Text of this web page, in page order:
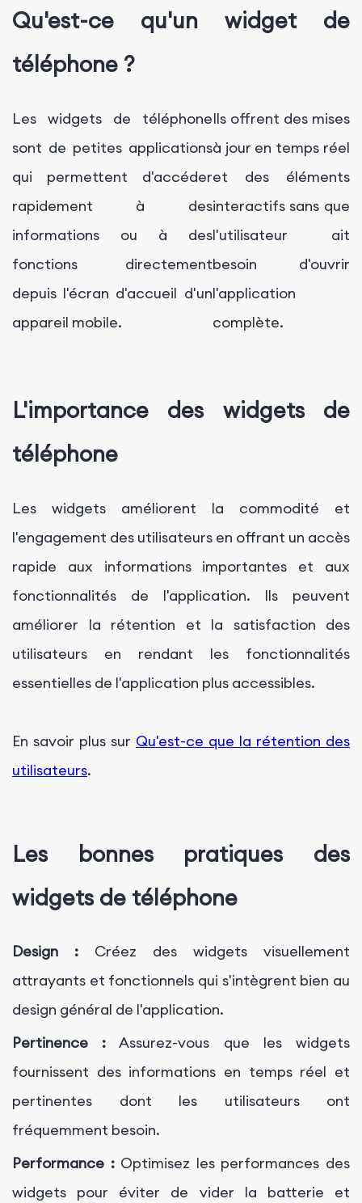
Qu'est-ce qu'un widget de
téléphone ?
Les widgets de téléphone
sont de petites applications
qui permettent d'accéder
rapidement à des
informations ou à des
fonctions directement
depuis l'écran d'accueil d'un
appareil mobile.
Ils offrent des mises
à jour en temps réel
et des éléments
interactifs sans que
l'utilisateur ait
besoin d'ouvrir
l'application
complète.
L'importance des widgets de
téléphone
Les widgets améliorent la commodité et
l'engagement des utilisateurs en offrant un accès
rapide aux informations importantes et aux
fonctionnalités de l'application. Ils peuvent
améliorer la rétention et la satisfaction des
utilisateurs en rendant les fonctionnalités
essentielles de l'application plus accessibles.
En savoir plus sur Qu'est-ce que la rétention des
utilisateurs.
Les bonnes pratiques des
widgets de téléphone
Design : Créez des widgets visuellement
attrayants et fonctionnels qui s'intègrent bien au
design général de l'application.
Pertinence : Assurez-vous que les widgets
fournissent des informations en temps réel et
pertinentes dont les utilisateurs ont
fréquemment besoin.
Performance : Optimisez les performances des
widgets pour éviter de vider la batterie et